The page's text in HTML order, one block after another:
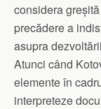
considera
precădere a
asupra
Atunci când
elemente în
interpreteze